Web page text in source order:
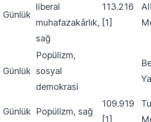
Günlük
liberal
muhafazakârlık,
sağ
113.216
[1]
Günlük
Popülizm,
sosyal
demokrasi
Günlük Popülizm, sağ
109.919
[1]